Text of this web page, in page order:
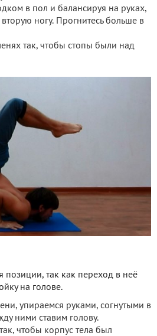
в пол и балансируя на руках,
ногу. Прогнитесь больше в
так, чтобы стопы были над
позиции, так как переход в неё
на голове.
упираемся руками, согнутыми в
ними ставим голову.
чтобы корпус тела был